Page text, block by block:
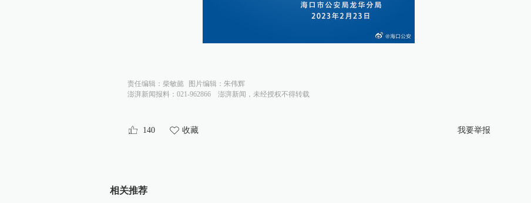
责任编辑： 柴敏懿 图片编辑： 朱伟辉
澎湃新闻报料：021-962866
澎湃新闻，未经授权不得转载
140 收藏 我要举报
相关推荐